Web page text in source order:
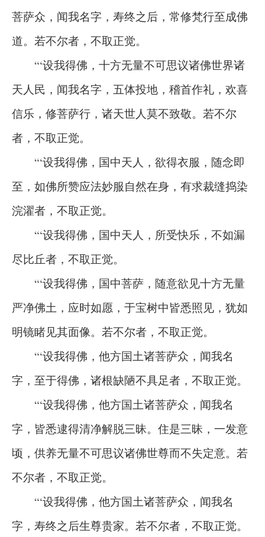
菩萨众，闻我名字，寿终之后，常修梵行至成佛
道。若不尔者，不取正觉。
“‘设我得佛，十方无量不可思议诸佛世界诸
天人民，闻我名字，五体投地，稽首作礼，欢喜
信乐，修菩萨行，诸天世人莫不致敬。若不尔
者，不取正觉。
“‘设我得佛，国中天人，欲得衣服，随念即
至，如佛所赞应法妙服自然在身，有求裁缝捣染
浣濯者，不取正觉。
“‘设我得佛，国中天人，所受快乐，不如漏
尽比丘者，不取正觉。
“‘设我得佛，国中菩萨，随意欲见十方无量
严净佛土，应时如愿，于宝树中皆悉照见，犹如
明镜睹见其面像。若不尔者，不取正觉。
“‘设我得佛，他方国土诸菩萨众，闻我名
字，至于得佛，诸根缺陋不具足者，不取正觉。
“‘设我得佛，他方国土诸菩萨众，闻我名
字，皆悉逮得清净解脱三昧。住是三昧，一发意
顷，供养无量不可思议诸佛世尊而不失定意。若
不尔者，不取正觉。
“‘设我得佛，他方国土诸菩萨众，闻我名
字，寿终之后生尊贵家。若不尔者，不取正觉。